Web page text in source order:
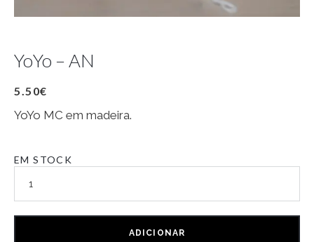
YoYo – AN
5.50€
YoYo MC em madeira.
EM STOCK
ADICIONAR